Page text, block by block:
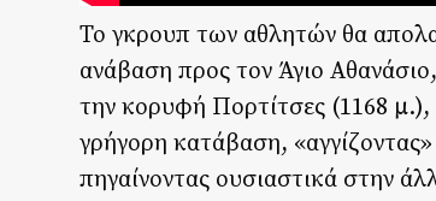
Το γκρουπ των αθλητών θα
ανάβαση προς τον Άγιο
την κορυφή Πορτίτσες (1168
γρήγορη κατάβαση,
πηγαίνοντας ουσιαστικά στην